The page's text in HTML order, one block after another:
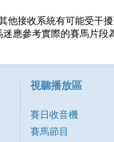
他接收系統有可能受干
應參考實際的賽馬片段
視聽播放區
賽日收音機
賽馬節目